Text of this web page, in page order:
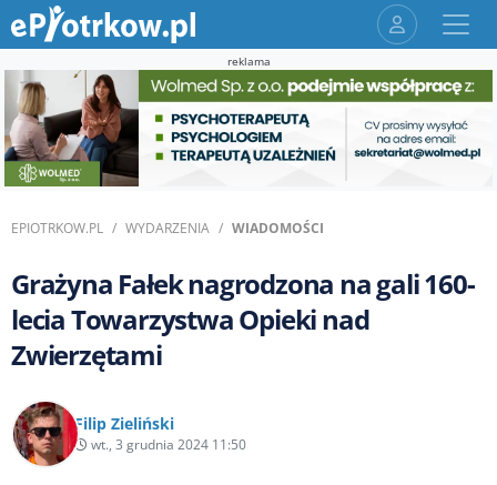
reklama
EPIOTRKOW.PL WYDARZENIA WIADOMOŚCI
Grażyna Fałek nagrodzona na gali 160-
lecia Towarzystwa Opieki nad
Zwierzętami
Filip Zieliński
wt., 3 grudnia 2024 11:50